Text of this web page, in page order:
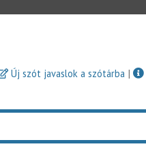
Új szót javaslok a szótárba |